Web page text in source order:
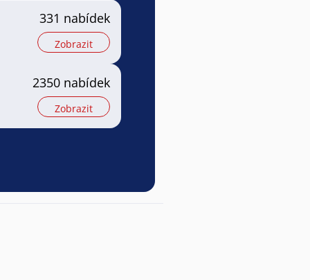
331 nabídek
Zobrazit
2350 nabídek
Zobrazit